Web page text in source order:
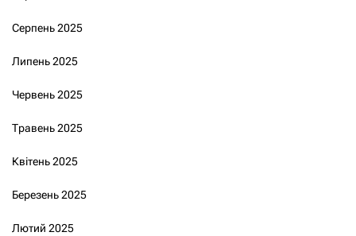
Серпень 2025
Липень 2025
Червень 2025
Травень 2025
Квітень 2025
Березень 2025
Лютий 2025